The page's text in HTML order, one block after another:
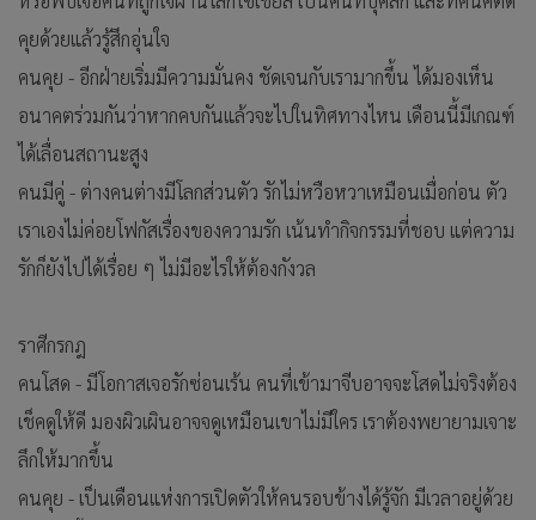
คุยด้วยแล้วรู้สึกอุ่นใจ
คนคุย - อีกฝ่ายเริ่มมีความมั่นคง ชัดเจนกับเรามากขึ้น ได้มองเห็น
อนาคตร่วมกันว่าหากคบกันแล้วจะไปในทิศทางไหน เดือนนี้มีเกณฑ์
ได้เลื่อนสถานะสูง
คนมีคู่ - ต่างคนต่างมีโลกส่วนตัว รักไม่หวือหวาเหมือนเมื่อก่อน ตัว
เราเองไม่ค่อยโฟกัสเรื่องของความรัก เน้นทำกิจกรรมที่ชอบ แต่ความ
รักก็ยังไปได้เรื่อย ๆ ไม่มีอะไรให้ต้องกังวล
ราศีกรกฎ
คนโสด - มีโอกาสเจอรักซ่อนเร้น คนที่เข้ามาจีบอาจจะโสดไม่จริงต้อง
เช็คดูให้ดี มองผิวเผินอาจจดูเหมือนเขาไม่มีใคร เราต้องพยายามเจาะ
ลึกให้มากขึ้น
คนคุย - เป็นเดือนแห่งการเปิดตัวให้คนรอบข้างได้รู้จัก มีเวลาอยู่ด้วย